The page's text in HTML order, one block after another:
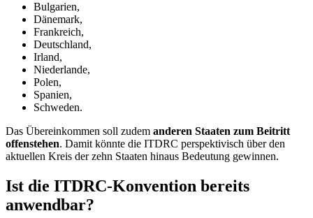
Bulgarien,
Dänemark,
Frankreich,
Deutschland,
Irland,
Niederlande,
Polen,
Spanien,
Schweden.
Das Übereinkommen soll zudem anderen Staaten zum Beitritt
offenstehen. Damit könnte die ITDRC perspektivisch über den
aktuellen Kreis der zehn Staaten hinaus Bedeutung gewinnen.
Ist die ITDRC-Konvention bereits
anwendbar?